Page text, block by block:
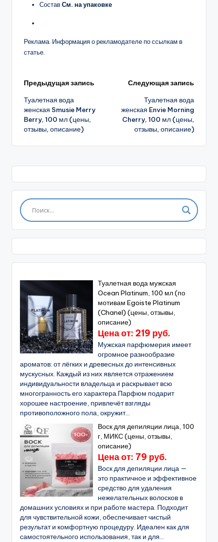
СоставСм. на упаковке
Реклама. Информация о рекламодателе по ссылкам в
статье.
Навигация
записи
Предыдущая запись
Туалетная вода
женская Smusie Merry
Berry, 100 мл (цены,
отзывы, описание)
Следующая запись
Туалетная вода
женская Envie Morning
Cherry, 100 мл (цены,
отзывы, описание)
Туалетная вода мужская
Ocean Platinum, 100 мл (по
мотивам Egoiste Platinum
(Chanel) (цены, отзывы,
описание)
Цена от: 219 руб.
Мужская парфюмерия имеет
огромное разнообразие
ароматов: от лёгких и древесных до интенсивных
мускусных. Каждый из них является отражением
индивидуальности владельца и раскрывает всю
многогранность его характера.Парфюм подарит
хорошее настроение, привлечёт взгляды
противоположного пола, окружит...
Воск для депиляции лица, 100
г, МИКС (цены, отзывы,
описание)
Цена от: 79 руб.
Воск для депиляции лица —
это практичное и эффективное
средство для удаления
нежелательных волосков в
домашних условиях и при работе мастера. Подходит
для чувствительной кожи, обеспечивает чистый
результат и комфортную процедуру. Идеален как для
самостоятельного использования, так и для...